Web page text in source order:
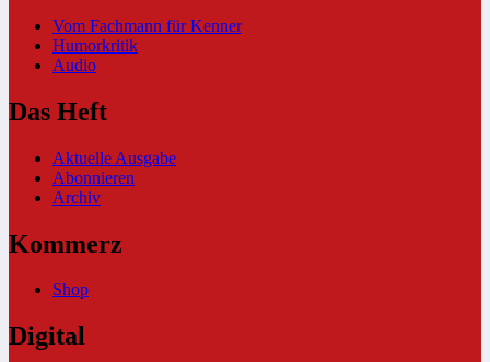
Vom Fachmann für Kenner
Humorkritik
Audio
Das Heft
Aktuelle Ausgabe
Abonnieren
Archiv
Kommerz
Shop
Digital